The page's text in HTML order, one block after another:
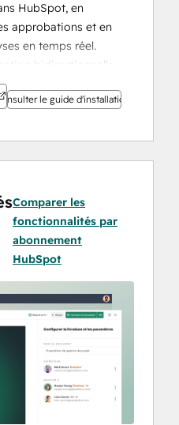
HubSpot, en
approbations et en
en temps réel.
bidirectionnelle,
de copier
retour
avec
gestion
couvrant la
le CPQ, la signature
l'intégration
ne nécessite ni
codage. Une fois
intégré et notre
contenus facilitent la
soignées, en
le guide d'installation
Comparer les
fonctionnalités par
abonnement
HubSpot